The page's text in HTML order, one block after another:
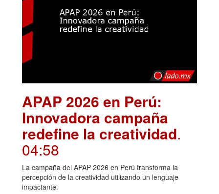
APAP 2026 en Perú:
Innovadora campaña
redefine la creatividad.
04:58
La campaña del APAP 2026 en Perú transforma la
percepción de la creatividad utilizando un lenguaje
impactante.